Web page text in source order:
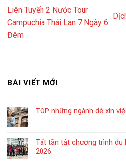
Liên Tuyến 2 Nước Tour
Campuchia Thái Lan 7 Ngày 6
Đêm
BÀI VIẾT MỚI
TOP những ngành dễ xin
Tất tần tật chương trình du
2026